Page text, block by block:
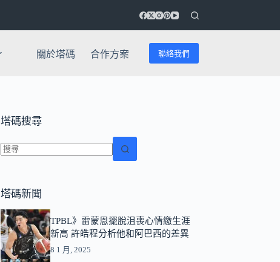
關於塔碼 合作方案 聯絡我們
塔碼搜尋
到
符
合
條
件
塔碼新聞
TPBL》雷蒙恩擺脫沮喪心情繳生涯
新高 許皓程分析他和阿巴西的差異
8 1 月, 2025